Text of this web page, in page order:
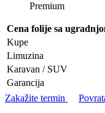
Premium
Cena folije sa
Kupe
Limuzina
Karavan / SUV
Garancija
Zakažite termin